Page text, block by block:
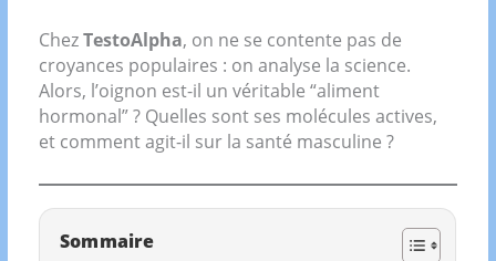
ChezTestoAlpha, on ne se contente pas de
croyances populaires : on analyse la science.
Alors, l’oignon est-il un véritable “aliment
hormonal” ? Quelles sont ses molécules actives,
et comment agit-il sur la santé masculine ?
Sommaire